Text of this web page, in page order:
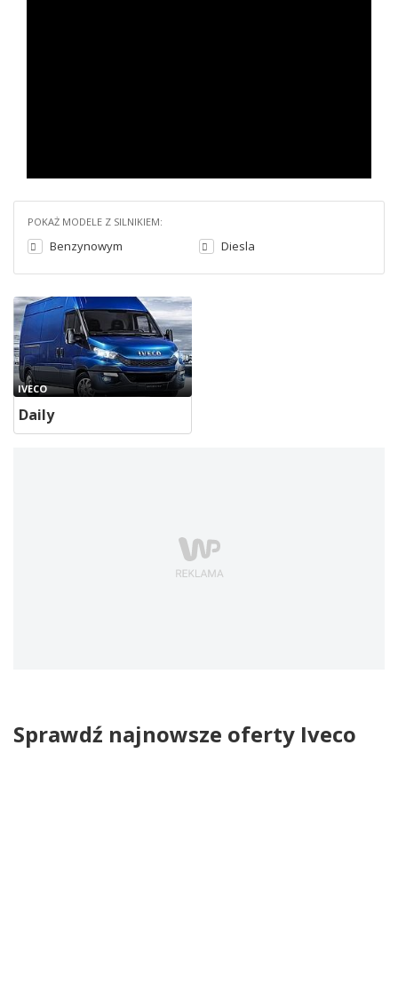
POKAŻ MODELE Z SILNIKIEM:
Benzynowym Diesla
IVECO
Daily
Sprawdź najnowsze oferty Iveco